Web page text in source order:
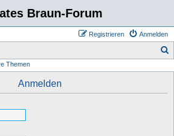
Braun-Forum
Anmelden
Registrieren
Themen
Anmelden